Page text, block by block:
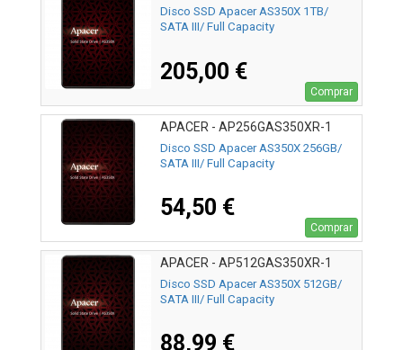
Disco SSD Apacer AS350X 1TB/
SATA III/ Full Capacity
205,00 €
Comprar
APACER - AP256GAS350XR-1
Disco SSD Apacer AS350X 256GB/
SATA III/ Full Capacity
54,50 €
Comprar
APACER - AP512GAS350XR-1
Disco SSD Apacer AS350X 512GB/
SATA III/ Full Capacity
88,99 €